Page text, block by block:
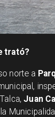
trató?
norte a
Juan